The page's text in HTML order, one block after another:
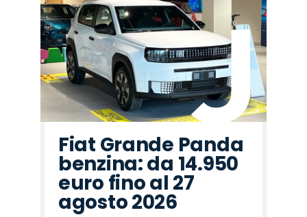
Fiat Grande Panda
benzina: da 14.950
euro fino al 27
agosto 2026